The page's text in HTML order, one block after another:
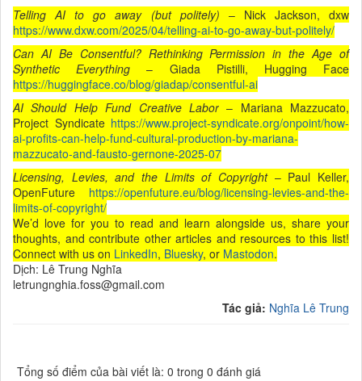
Telling AI to go away (but politely) – Nick Jackson, dxw
https://www.dxw.com/2025/04/telling-ai-to-go-away-but-politely/
Can AI Be Consentful? Rethinking Permission in the Age of
Synthetic Everything – Giada Pistilli, Hugging Face
https://huggingface.co/blog/giadap/consentful-ai
AI Should Help Fund Creative Labor– Mariana Mazzucato,
Project Syndicate https://www.project-syndicate.org/onpoint/how-
ai-profits-can-help-fund-cultural-production-by-mariana-
mazzucato-and-fausto-gernone-2025-07
Licensing, Levies, and the Limits of Copyright – Paul Keller,
OpenFuture https://openfuture.eu/blog/licensing-levies-and-the-
limits-of-copyright/
We’d love for you to read and learn alongside us, share your
thoughts, and contribute other articles and resources to this list!
Connect with us on LinkedIn, Bluesky, or Mastodon.
Dịch: Lê Trung Nghĩa
letrungnghia.foss@gmail.com
Tác giả: Nghĩa Lê Trung
Tổng số điểm của bài viết là: 0 trong 0 đánh giá